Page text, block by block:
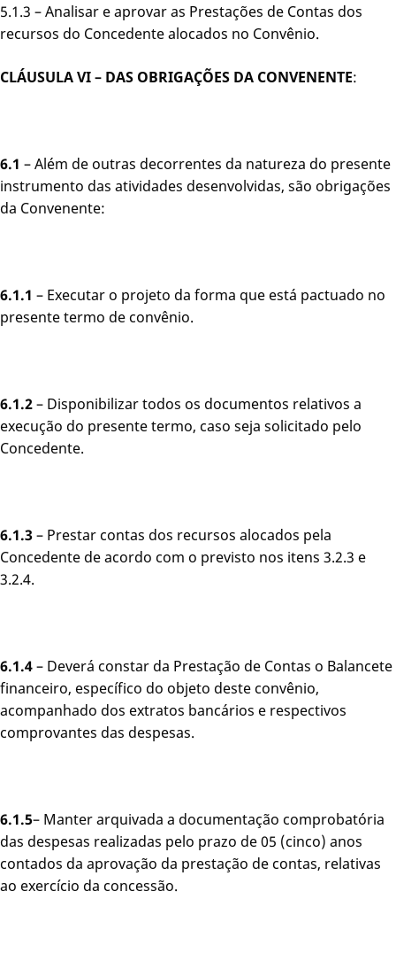
5.1.3 – Analisar e aprovar as Prestações de Contas dos
recursos do Concedente alocados no Convênio.
CLÁUSULA VI – DAS OBRIGAÇÕES DA CONVENENTE:
6.1 – Além de outras decorrentes da natureza do presente
instrumento das atividades desenvolvidas, são obrigações
da Convenente:
6.1.1 – Executar o projeto da forma que está pactuado no
presente termo de convênio.
6.1.2– Disponibilizar todos os documentos relativos a
execução do presente termo, caso seja solicitado pelo
Concedente.
6.1.3– Prestar contas dos recursos alocados pela
Concedente de acordo com o previsto nos itens 3.2.3 e
3.2.4.
6.1.4– Deverá constar da Prestação de Contas o Balancete
financeiro, específico do objeto deste convênio,
acompanhado dos extratos bancários e respectivos
comprovantes das despesas.
6.1.5– Manter arquivada a documentação comprobatória
das despesas realizadas pelo prazo de 05 (cinco) anos
contados da aprovação da prestação de contas, relativas
ao exercício da concessão.